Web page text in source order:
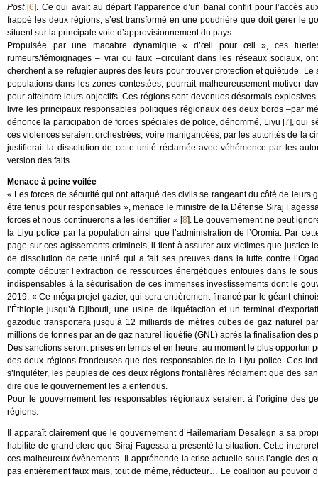
Post[6]. Ce qui avait au départ l’apparence d’un banal conflit pour l’accès
frappé les deux régions, s’est transformé en une poudrière que doit gérer le
situent sur la principale voie d’approvisionnement du pays.
Propulsée par une macabre dynamique « d’œil pour œil », ces
rumeurs/témoignages – vrai ou faux –circulant dans les réseaux sociaux,
cherchent à se réfugier auprès des leurs pour trouver protection et quiétude.
populations dans les zones contestées, pourrait malheureusement motiver
pour atteindre leurs objectifs. Ces régions sont devenues désormais
livre les principaux responsables politiques régionaux des deux bords –par
dénonce la participation de forces spéciales de police, dénommé, Liyu [7], qui
ces violences seraient orchestrées, voire manigancées, par les autorités de la
justifierait la dissolution de cette unité réclamée avec véhémence par les
version des faits.
Menace à peine voilée
« Les forces de sécurité qui ont attaqué des civils se rangeant du côté de
être tenus pour responsables », menace le ministre de la Défense Siraj
forces et nous continuerons à les identifier »[8]. Le gouvernement ne peut
la Liyu police par la population ainsi que l’administration de l’Oromia. Par
page sur ces agissements criminels, il tient à assurer aux victimes que justice
de dissolution de cette unité qui a fait ses preuves dans la lutte contre
compte débuter l’extraction de ressources énergétiques enfouies dans le
indispensables à la sécurisation de ces immenses investissements dont le
2019. « Ce méga projet gazier, qui sera entièrement financé par le géant
l’Éthiopie jusqu’à Djibouti, une usine de liquéfaction et un terminal
gazoduc transportera jusqu’à 12 milliards de mètres cubes de gaz naturel
millions de tonnes par an de gaz naturel liquéfié (GNL) après la finalisation des
Des sanctions seront prises en temps et en heure, au moment le plus
des deux régions frondeuses que des responsables de la Liyu police. Ces
s’inquiéter, les peuples de ces deux régions frontalières réclament que des
dire que le gouvernement les a entendus.
Pour le gouvernement les responsables régionaux seraient à l’origine des
régions.
Il apparaît clairement que le gouvernement d’Hailemariam Desalegn a sa
habilité de grand clerc que Siraj Fagessa a présenté la situation. Cette
ces malheureux évènements. Il appréhende la crise actuelle sous l’angle des
pas entièrement faux mais, tout de même, réducteur… Le coalition au pouvoir